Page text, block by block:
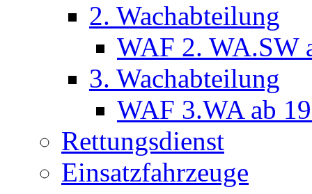
2. Wachabteilung
WAF 2. WA.SW
3. Wachabteilung
WAF 3.WA ab
Rettungsdienst
Einsatzfahrzeuge